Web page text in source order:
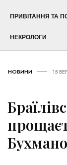
ПРИВІТАННЯ ТА
НЕКРОЛОГИ
НОВИНИ 15